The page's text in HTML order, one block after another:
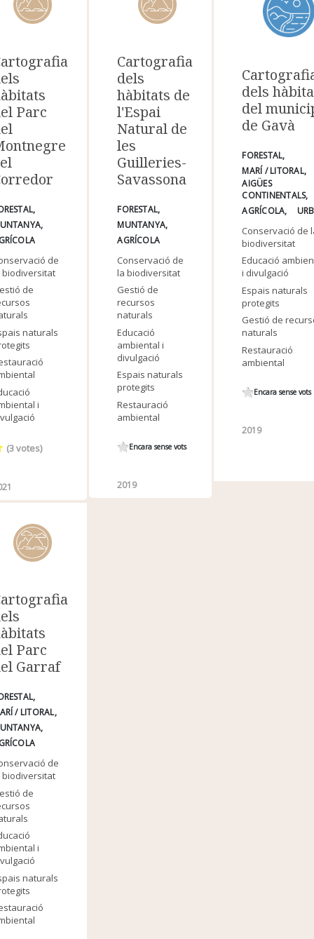
Parc
de
biodiversitat
de
naturals
i
(3votes)
Cartografia
dels
hàbitats de
l'Espai
Natural de
les
Guilleries-
Savassona
FORESTAL
MUNTANYA
AGRÍCOLA
Conservació de
la biodiversitat
Gestió de
recursos
naturals
Educació
ambiental i
divulgació
Espais naturals
protegits
Restauració
ambiental
Encara sense vots
2019
dels
del
de Gavà
FORESTAL
MARÍ / LITORAL
AIGÜES
CONTINENTALS
AGRÍCOLA
Conservació de
biodiversitat
Educació
i divulgació
Espais naturals
protegits
Gestió de
naturals
Restauració
ambiental
Encara sense vots
2019
Parc
Garraf
/ LITORAL
de
biodiversitat
de
i
naturals